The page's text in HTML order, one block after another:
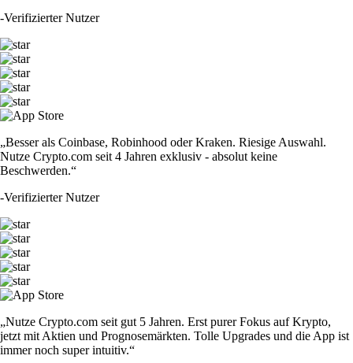
-Verifizierter Nutzer
„Besser als Coinbase, Robinhood oder Kraken. Riesige Auswahl.
Nutze Crypto.com seit 4 Jahren exklusiv - absolut keine
Beschwerden.“
-Verifizierter Nutzer
„Nutze Crypto.com seit gut 5 Jahren. Erst purer Fokus auf Krypto,
jetzt mit Aktien und Prognosemärkten. Tolle Upgrades und die App ist
immer noch super intuitiv.“